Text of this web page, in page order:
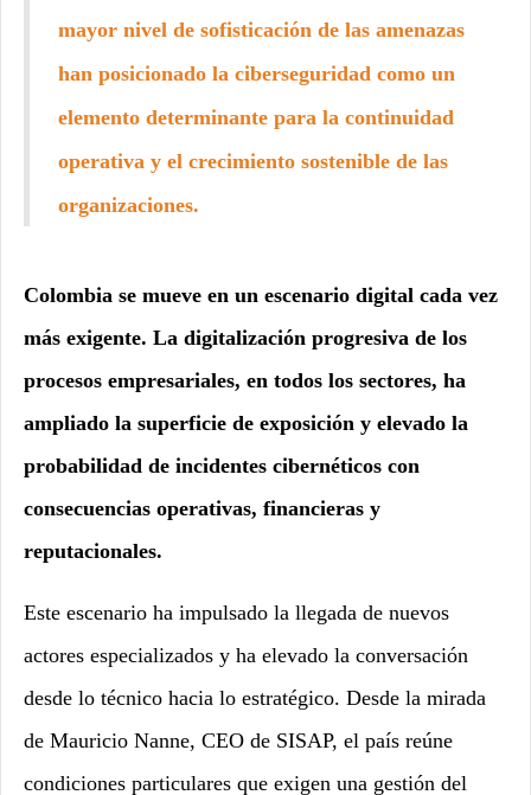
mayor nivel de sofisticación de las amenazas
han posicionado la ciberseguridad como un
elemento determinante para la continuidad
operativa y el crecimiento sostenible de las
organizaciones.
Colombia se mueve en un escenario digital cada vez
más exigente. La digitalización progresiva de los
procesos empresariales, en todos los sectores, ha
ampliado la superficie de exposición y elevado la
probabilidad de incidentes cibernéticos con
consecuencias operativas, financieras y
reputacionales.
Este escenario ha impulsado la llegada de nuevos
actores especializados y ha elevado la conversación
desde lo técnico hacia lo estratégico. Desde la mirada
de Mauricio Nanne, CEO de SISAP, el país reúne
condiciones particulares que exigen una gestión del